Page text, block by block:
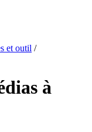
et outil /
à